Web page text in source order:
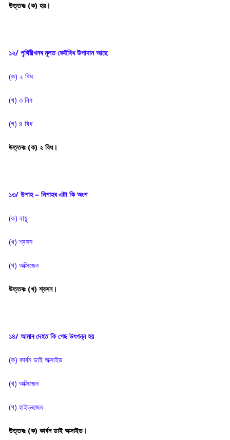
উত্তৰঃ (ক) হয়।
১২/ পৃথিৱীখনৰ মূলত কেইবিধ উপাদান আছে
(ক) ২ বিধ
(খ) ৩ বিধ
(গ) ৪ বিধ
উত্তৰঃ (ক) ২ বিধ।
১৩/ উশাহ – নিশাহৰ এটা কি অংশ
(ক) বায়ু
(খ) শ্বসন
(গ) অক্সিজেন
উত্তৰঃ (খ) শ্বসন।
১৪/ আমাৰ দেহত কি গেছ উৎপন্ন হয়
(ক) কাৰ্বন ডাই অক্সাইড
(খ) অক্সিজেন
(গ) হাইড্ৰজেন
উত্তৰঃ (ক) কাৰ্বন ডাই অক্সাইড।